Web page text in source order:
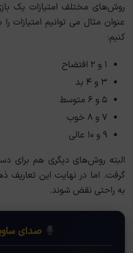
روش‌های مختلف امتیازات یک
عنوان مثال می توانیم امتیازات
کنیم:
۱ و ۲ افتضاح
۳ و ۴ بد
۵ و ۶ متوسط
۷ و ۸ خوب
۹ و ۱۰ عالی
البته روش‌های دیگری هم برای
گرفت. اما در نهایت این تعاریف
به راحتی نقض شوند.
صدای